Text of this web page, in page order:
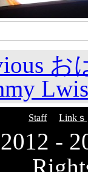
お
Staff Linkｓ
-